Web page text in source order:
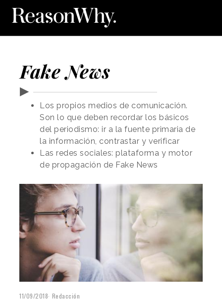
Fake News
▶
Los propios medios de comunicación.
Son lo que deben recordar los básicos
del periodismo: ir a la fuente primaria de
la información, contrastar y verificar
Las redes sociales: plataforma y motor
de propagación de Fake News
11/09/2018 Redacción